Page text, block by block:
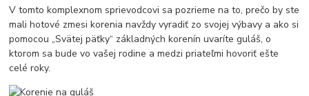
V tomto komplexnom sprievodcovi sa pozrieme na to, prečo by ste
mali hotové zmesi korenia navždy vyradiť zo svojej výbavy a ako si
pomocou „Svätej päťky“ základných korenín uvaríte guláš, o
ktorom sa bude vo vašej rodine a medzi priateľmi hovoriť ešte
celé roky.